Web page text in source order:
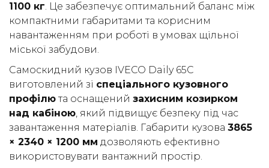
1100 кг. Це забезпечує оптимальний баланс між
компактними габаритами та корисним
навантаженням при роботі в умовах щільної
міської забудови.
Самоскидний кузов IVECO Daily 65C
виготовлений зі спеціального кузовного
профілюта оснащений захисним козирком
над кабіною, який підвищує безпеку під час
завантаження матеріалів. Габарити кузова 3865
× 2340 × 1200 мм дозволяють ефективно
використовувати вантажний простір.